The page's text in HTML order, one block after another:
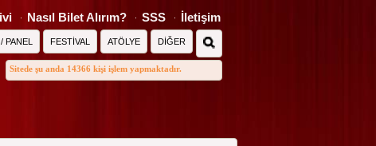
İletişim
SSS
Nasıl Bilet Alırım?
DİĞER
ATÖLYE
FESTİVAL
PANEL
Sitede şu anda 14366 kişi işlem yapmaktadır.